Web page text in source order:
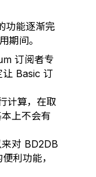
功能逐渐完
期间。
订阅者专
让 Basic 订
计算，在取
上不会有
对 BD2DB
利功能，